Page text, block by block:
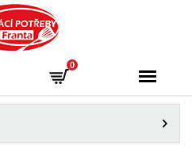
- Příbram
0